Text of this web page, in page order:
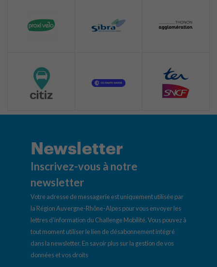
Newsletter
Inscrivez-vous à notre
newsletter
Votre adresse de messagerie est uniquement utilisée par
la Région Auvergne-Rhône-Alpes pour vous envoyer les
lettres d’information du Challenge Mobilité. Vous pouvez à
tout moment utiliser le lien de désabonnement intégré
dans la newsletter. En savoir plus sur la gestion de vos
données et vos droits